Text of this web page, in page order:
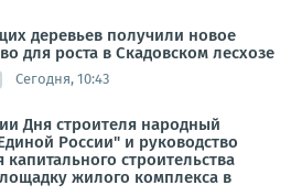
деревьев получили новое
для роста в Скадовском лесхозе
Сегодня, 10:43
Дня строителя народный
России" и руководство
капитального строительства
жилого комплекса в